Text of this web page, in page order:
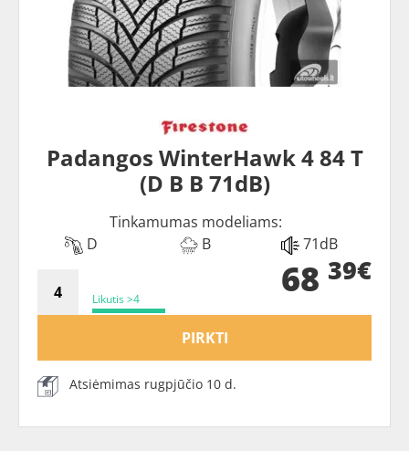
Padangos WinterHawk 4 84 T
(D B B 71dB)
Tinkamumas modeliams:
D
B 71dB
Likutis >4 68 39€
PIRKTI
Atsiėmimas rugpjūčio 10 d.